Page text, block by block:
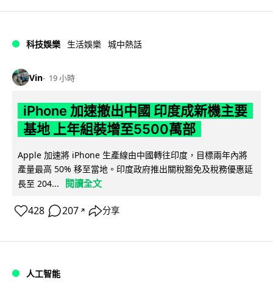
科技娛樂 生活娛樂 城中熱話
Vin 19 小時
iPhone 加速撤出中國 印度成新機主要
基地 上年組裝增至5500萬部
Apple 加速將 iPhone 生產線由中國轉往印度，目標兩年內將
產量最高 50% 移至當地。印度政府推出關稅豁免及稅務優惠延
長至 204...
閱讀全文
428 207 ↗ 分享
人工智能